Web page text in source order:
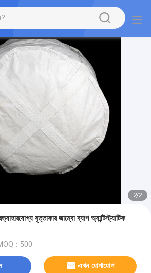
2/2
বৃত্তাকার জাম্বো ব্যাগ অ্যান্টিস্ট্যাটিক
：500
এখন যোগাযোগ